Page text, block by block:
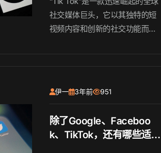
社交媒体巨头，它以其独特的短
视频内容和创新的社交功能而备
讨Tik Tok的崛起原因、其在全球
伊一 3年前 951
除了Google、Faceboo
k、TikTok，还有哪些适合